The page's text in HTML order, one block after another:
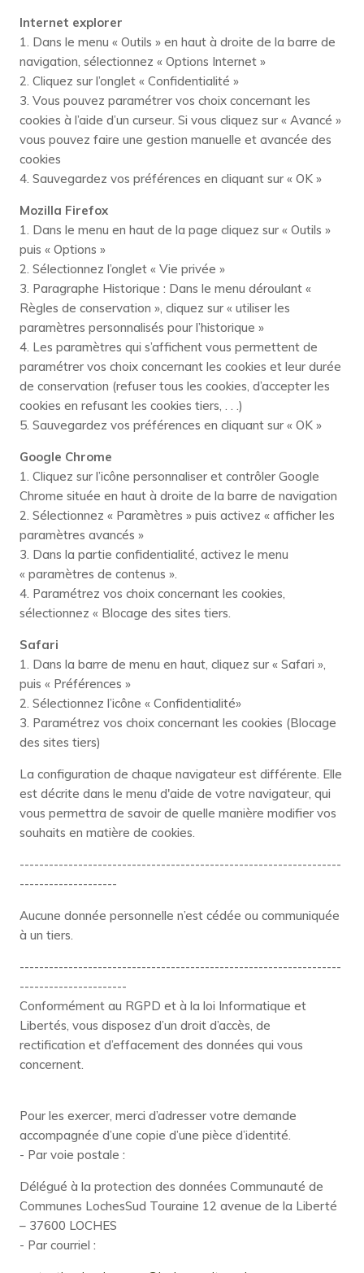
Internet explorer
1. Dans le menu « Outils » en haut à droite de la barre de
navigation, sélectionnez « Options Internet »
2. Cliquez sur l’onglet « Confidentialité »
3. Vous pouvez paramétrer vos choix concernant les
cookies à l’aide d’un curseur. Si vous cliquez sur « Avancé »
vous pouvez faire une gestion manuelle et avancée des
cookies
4. Sauvegardez vos préférences en cliquant sur « OK »
Mozilla Firefox
1. Dans le menu en haut de la page cliquez sur « Outils »
puis « Options »
2. Sélectionnez l’onglet « Vie privée »
3. Paragraphe Historique : Dans le menu déroulant «
Règles de conservation », cliquez sur « utiliser les
paramètres personnalisés pour l’historique »
4. Les paramètres qui s’affichent vous permettent de
paramétrer vos choix concernant les cookies et leur durée
de conservation (refuser tous les cookies, d’accepter les
cookies en refusant les cookies tiers, . . .)
5. Sauvegardez vos préférences en cliquant sur « OK »
Google Chrome
1. Cliquez sur l’icône personnaliser et contrôler Google
Chrome située en haut à droite de la barre de navigation
2. Sélectionnez « Paramètres » puis activez « afficher les
paramètres avancés »
3. Dans la partie confidentialité, activez le menu
« paramètres de contenus ».
4. Paramétrez vos choix concernant les cookies,
sélectionnez « Blocage des sites tiers.
Safari
1. Dans la barre de menu en haut, cliquez sur « Safari »,
puis « Préférences »
2. Sélectionnez l’icône « Confidentialité»
3. Paramétrez vos choix concernant les cookies (Blocage
des sites tiers)
La configuration de chaque navigateur est différente. Elle
est décrite dans le menu d'aide de votre navigateur, qui
vous permettra de savoir de quelle manière modifier vos
souhaits en matière de cookies.
------------------------------------------------------------------
--------------------
Aucune donnée personnelle n’est cédée ou communiquée
à un tiers.
------------------------------------------------------------------
----------------------
Conformément au RGPD et à la loi Informatique et
Libertés, vous disposez d’un droit d’accès, de
rectification et d’effacement des données qui vous
concernent.
Pour les exercer, merci d’adresser votre demande
accompagnée d’une copie d’une pièce d’identité.
- Par voie postale :
Délégué à la protection des données Communauté de
Communes LochesSud Touraine 12 avenue de la Liberté
– 37600 LOCHES
- Par courriel :